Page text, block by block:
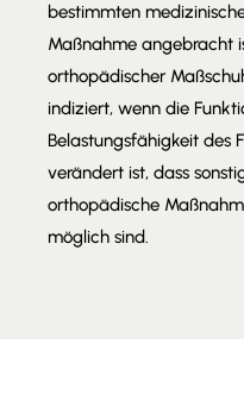
bestimmten
Maßnahme angebracht
orthopädischer
indiziert, wenn die
Belastungsfähigkeit des
verändert ist, dass
orthopädische
möglich sind.